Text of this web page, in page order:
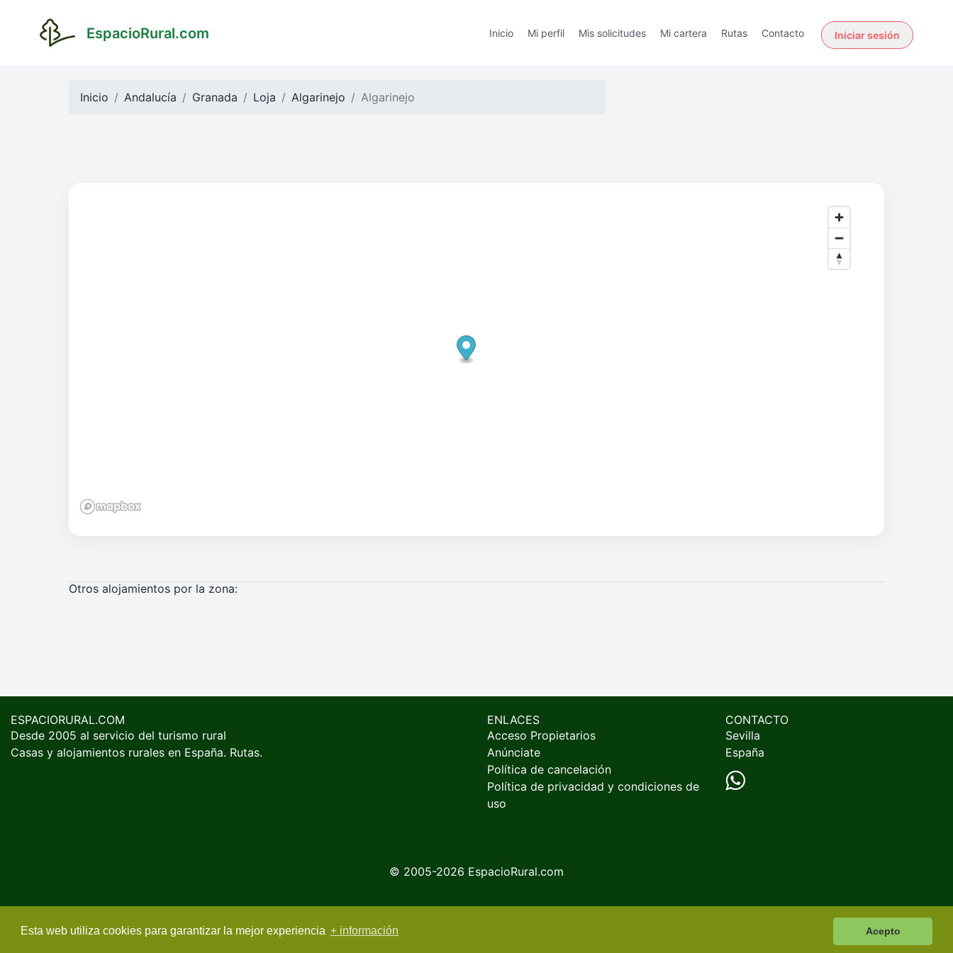
Esta web utiliza cookies para garantizar la mejor experiencia + información Acepto
EspacioRural.com Inicio Mi perfil Mis solicitudes Mi cartera Rutas Contacto Iniciar sesión
Inicio Andalucía Granada Loja Algarinejo Algarinejo
Otros alojamientos por la zona:
ESPACIORURAL.COM
Desde 2005 al servicio del turismo rural
Casas y alojamientos rurales en España. Rutas.
ENLACES
Acceso Propietarios
Anúnciate
Política de cancelación
Política de privacidad y condiciones de
uso
CONTACTO
Sevilla
España
© 2005-2026 EspacioRural.com